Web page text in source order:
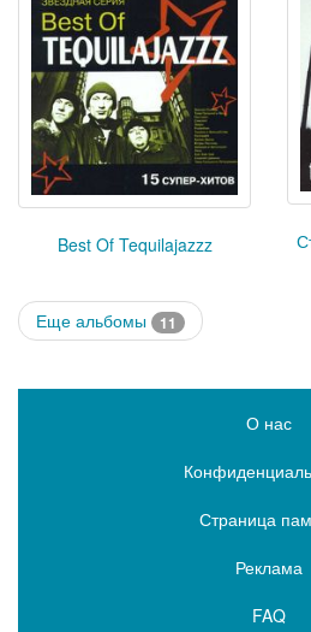
Best Of Tequilajazzz
Еще альбомы 11
О нас
Страница
Реклама
FAQ